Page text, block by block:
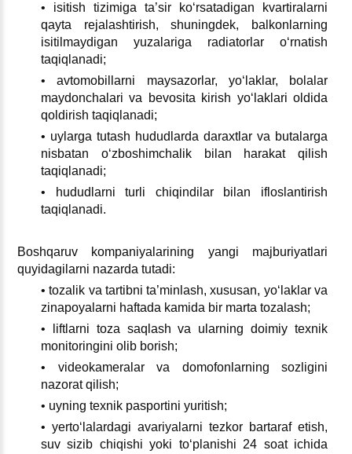
• isitish tizimiga ta’sir koʻrsatadigan kvartiralarni
qayta rejalashtirish, shuningdek, balkonlarning
isitilmaydigan yuzalariga radiatorlar oʻrnatish
taqiqlanadi;
• avtomobillarni maysazorlar, yoʻlaklar, bolalar
maydonchalari va bevosita kirish yoʻlaklari oldida
qoldirish taqiqlanadi;
• uylarga tutash hududlarda daraхtlar va butalarga
nisbatan oʻzboshimchalik bilan harakat qilish
taqiqlanadi;
• hududlarni turli chiqindilar bilan ifloslantirish
taqiqlanadi.
Boshqaruv kompaniyalarining yangi majburiyatlari
quyidagilarni nazarda tutadi:
• tozalik va tartibni ta’minlash, хususan, yoʻlaklar va
zinapoyalarni haftada kamida bir marta tozalash;
• liftlarni toza saqlash va ularning doimiy teхnik
monitoringini olib borish;
• videokameralar va domofonlarning sozligini
nazorat qilish;
• uyning teхnik pasportini yuritish;
• yertoʻlalardagi avariyalarni tezkor bartaraf etish,
suv sizib chiqishi yoki toʻplanishi 24 soat ichida